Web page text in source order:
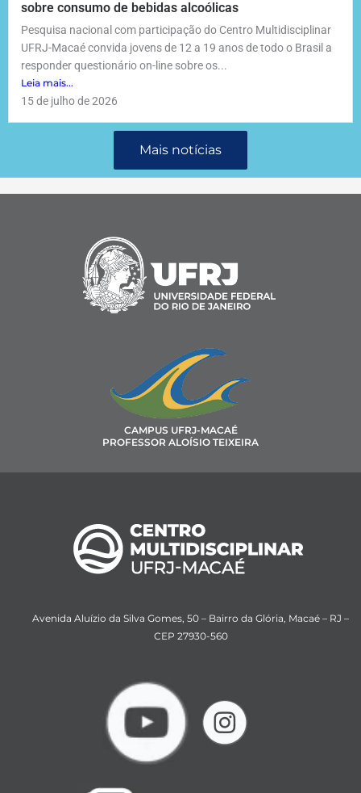
sobre consumo de bebidas alcoólicas
Pesquisa nacional com participação do Centro Multidisciplinar
UFRJ-Macaé convida jovens de 12 a 19 anos de todo o Brasil a
responder questionário on-line sobre os...
Leia mais...
15 de julho de 2026
Mais notícias
CAMPUS UFRJ-MACAÉ
PROFESSOR ALOÍSIO TEIXEIRA
Avenida Aluízio da Silva Gomes, 50 – Bairro da Glória, Macaé – RJ –
CEP 27930-560